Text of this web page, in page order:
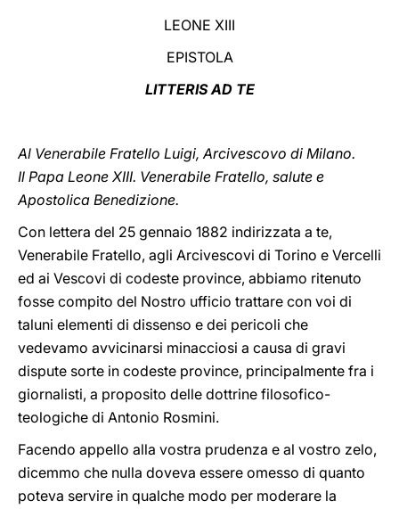
LEONE XIII
EPISTOLA
LITTERIS AD TE
Al Venerabile Fratello Luigi, Arcivescovo di Milano.
Il Papa Leone XIII. Venerabile Fratello, salute e
Apostolica Benedizione.
Con lettera del 25 gennaio 1882 indirizzata a te,
Venerabile Fratello, agli Arcivescovi di Torino e Vercelli
ed ai Vescovi di codeste province, abbiamo ritenuto
fosse compito del Nostro ufficio trattare con voi di
taluni elementi di dissenso e dei pericoli che
vedevamo avvicinarsi minacciosi a causa di gravi
dispute sorte in codeste province, principalmente fra i
giornalisti, a proposito delle dottrine filosofico-
teologiche di Antonio Rosmini.
Facendo appello alla vostra prudenza e al vostro zelo,
dicemmo che nulla doveva essere omesso di quanto
poteva servire in qualche modo per moderare la